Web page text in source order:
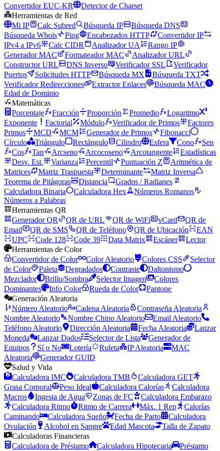
Convertidor EUC-KR
Detector de Charset
Herramientas de Red
Mi IP
Calc Subred Búsqueda IP
Búsqueda DNS
Búsqueda Whois
Ping Encabezados HTTP
Convertidor IP
IPv4 a IPv6
Calc CIDR Analizador UA
Rango IP
Generador MAC
Formateador MAC
Analizador URL
Constructor URL
DNS Inverso Verificador SSL
Verificador
Puertos
Solicitudes HTTP Búsqueda MX
Búsqueda TXT
Verificador Redirecciones
Extractor Enlaces
Búsqueda MAC
Edad de Dominio
Matemáticas
Porcentaje
Fracción Proporción Promedio
Logaritmo
Exponente
Factorial Módulo Verificador de Primos
Factores
Primos
MCD MCM Generador de Primos
Fibonacci
Círculo
Triángulo Rectángulo Cilindro Esfera Cono
Sen
Cos
Tan Arcseno Arcocoseno Arcotangente
Estadísticas
Desv. Est.
Varianza Percentil Puntuación Z
Aritmética de
Matrices
Matriz Traspuesta Determinante
Matriz Inversa
Teorema de Pitágoras
Distancia
Grados / Radianes
Calculadora Binaria
Calculadora Hex
Números Romanos
Números a Palabras
Herramientas QR
Generador QR
QR de URL QR de WiFi vCard
QR de
Email
QR de SMS QR de Teléfono QR de Ubicación
EAN
UPC
Code 128 Code 39 Data Matrix Escáner
Lector
Herramientas de Color
Convertidor de Color
Color Aleatorio Colores CSS
Selector
de Color
Paleta Degradados Contraste
Daltonismo
Mezclador
Brillo/Sombra Selector Imagen
Colores
Dominantes
Info Color Rueda de Color
Pantone
Generación Aleatoria
Número Aleatorio
Cadena Aleatoria
Contraseña Aleatoria
Nombre Aleatorio
Nombre Chino Aleatorio
Email Aleatorio
Teléfono Aleatorio
Dirección Aleatoria Fecha Aleatoria
Lanzar
Moneda
Lanzar Dados Selector de Lista
Generador de
Equipos
Sí o No Lotería Ruleta IP Aleatoria
MAC
Aleatoria
Generador GUID
Salud y Vida
Calculadora IMC
Calculadora TMB
Calculadora GET
Grasa Corporal
Peso Ideal Calculadora Calorías
Calculadora
Macros
Ingesta de Agua Zonas de FC
Calculadora Embarazo
Calculadora Ritmo
Ritmo de Carrera Máx. 1 Rep
Calorías
Caminando
Calculadora Sueño Fecha de Parto
Calculadora
Ovulación
Alcohol en Sangre Edad Mascota
Talla de Zapato
Calculadoras Financieras
Calculadora de Préstamo
Calculadora Hipotecaria
Préstamo